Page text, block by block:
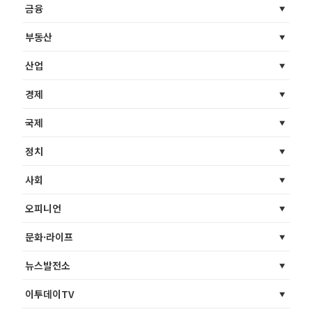
금융
부동산
산업
경제
국제
정치
사회
오피니언
문화·라이프
뉴스발전소
이투데이TV